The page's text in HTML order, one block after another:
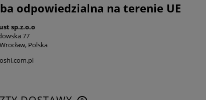
odpowiedzialna na terenie UE
sp.z.o.o
77
Polska